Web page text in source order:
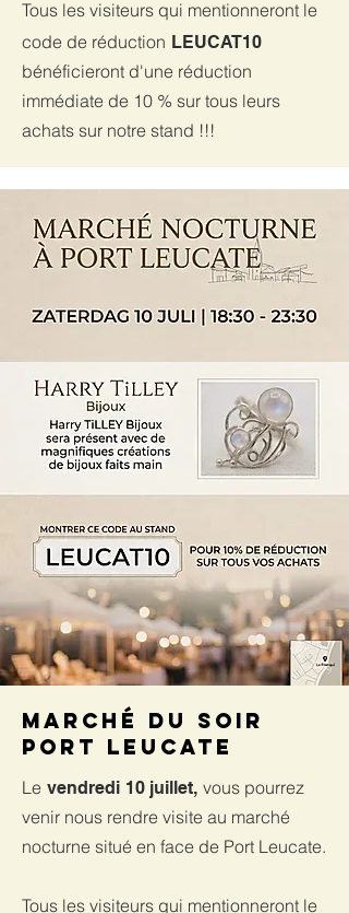
Tous les visiteurs qui mentionneront le
code de réduction LEUCAT10
bénéficieront d'une réduction
immédiate de 10 % sur tous leurs
achats sur notre stand !!!
Marché du soir
Port Leucate
Le vendredi 10 juillet, vous pourrez
venir nous rendre visite au marché
nocturne situé en face de Port Leucate.
Tous les visiteurs qui mentionneront le